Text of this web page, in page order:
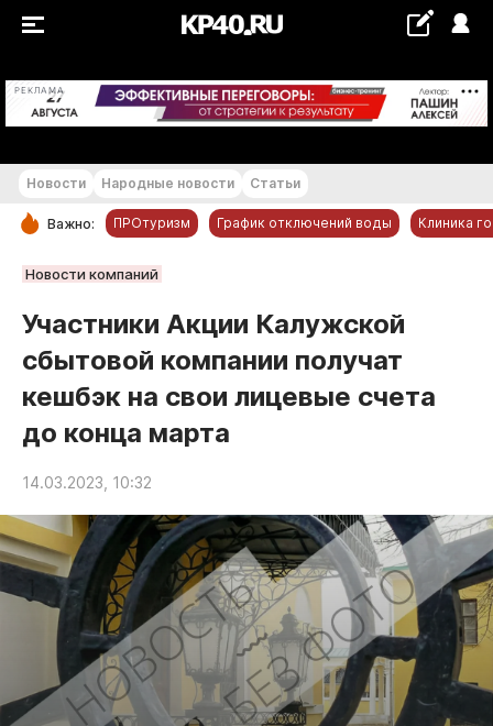
РЕКЛАМА +16...+17 °С
РУБРИКИ
Новости компаний
Статьи
Народные новости
Авто и транспорт
Благоустройство
Культура
Недвижимость и ЖКХ
Образование
Общество
Погода
Праздники
Новости Народные новости Статьи
Важно: ПРОтуризм График отключений воды Клиника
Новости компаний
Участники Акции Калужской
сбытовой компании получат
кешбэк на свои лицевые счета
до конца марта
14.03.2023, 10:32